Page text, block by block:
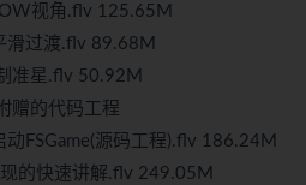
视角.flv 125.65M
滑过渡.flv 89.68M
准星.flv 50.92M
赠的代码工程
FSGame(源码工程).flv 186.24M
的快速讲解.flv 249.05M